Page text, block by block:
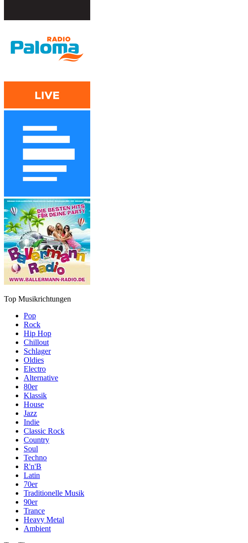
Top Musikrichtungen
Pop
Rock
Hip Hop
Chillout
Schlager
Oldies
Electro
Alternative
80er
Klassik
House
Jazz
Indie
Classic Rock
Country
Soul
Techno
R'n'B
Latin
70er
Traditionelle Musik
90er
Trance
Heavy Metal
Ambient